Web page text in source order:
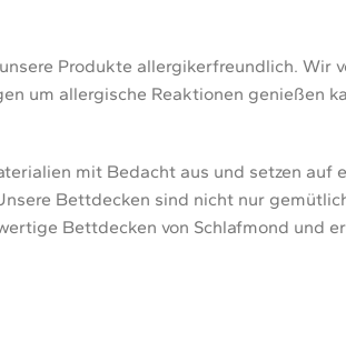
Produkte allergikerfreundlich. Wir
um allergische Reaktionen genießen
mit Bedacht aus und setzen auf
Bettdecken sind nicht nur
Bettdecken von Schlafmond und